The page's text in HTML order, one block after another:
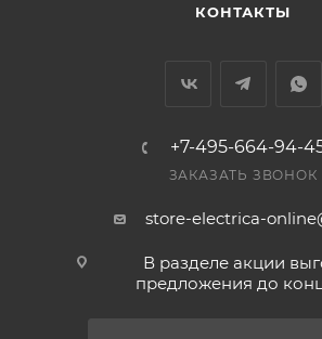
КОНТАКТЫ
+7-495-664-94-
ЗАКАЗАТЬ ЗВОНОК
store-electrica-
В разделе акции
предложения до